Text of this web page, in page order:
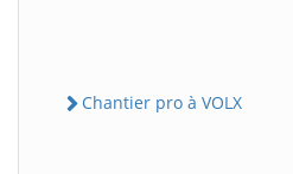
Chantier pro à VOLX